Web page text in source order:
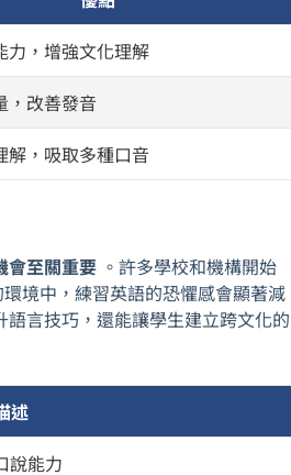
力，增強文化理解
，改善發音
解，吸取多種口音
會至關重要 。許多學校和機構開始
境中，練習英語的恐懼感會顯著減
言技巧，還能讓學生建立跨文化的
述
說能力